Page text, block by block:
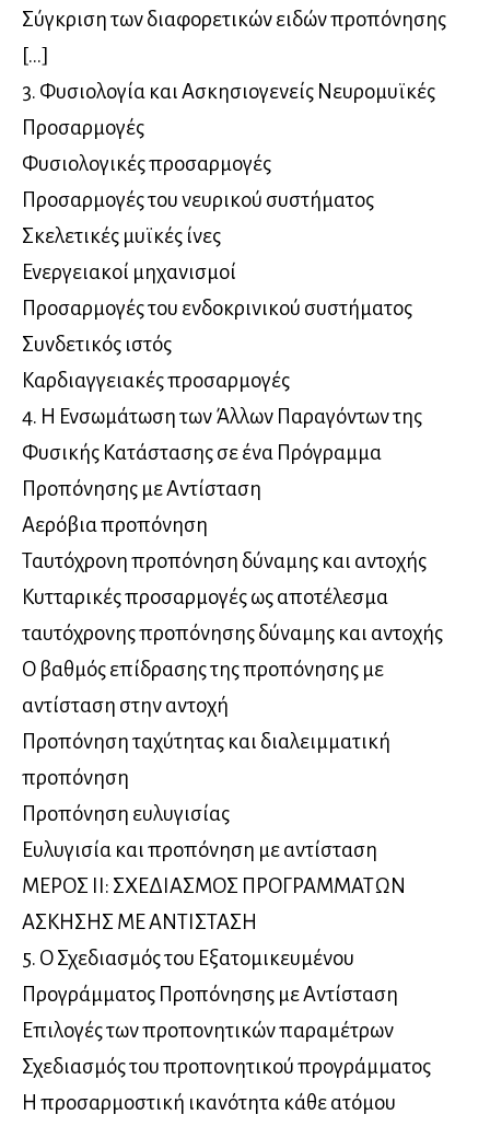
Σύγκριση των διαφορετικών ειδών προπόνησης
[…]
3. Φυσιολογία και Ασκησιογενείς Νευρομυϊκές
Προσαρμογές
Φυσιολογικές προσαρμογές
Προσαρμογές του νευρικού συστήματος
Σκελετικές μυϊκές ίνες
Ενεργειακοί μηχανισμοί
Προσαρμογές του ενδοκρινικού συστήματος
Συνδετικός ιστός
Καρδιαγγειακές προσαρμογές
4. Η Ενσωμάτωση των Άλλων Παραγόντων της
Φυσικής Κατάστασης σε ένα Πρόγραμμα
Προπόνησης με Αντίσταση
Αερόβια προπόνηση
Ταυτόχρονη προπόνηση δύναμης και αντοχής
Κυτταρικές προσαρμογές ως αποτέλεσμα
ταυτόχρονης προπόνησης δύναμης και αντοχής
Ο βαθμός επίδρασης της προπόνησης με
αντίσταση στην αντοχή
Προπόνηση ταχύτητας και διαλειμματική
προπόνηση
Προπόνηση ευλυγισίας
Ευλυγισία και προπόνηση με αντίσταση
ΜΕΡΟΣ ΙΙ: ΣΧΕΔΙΑΣΜΟΣ ΠΡΟΓΡΑΜΜΑΤΩΝ
ΑΣΚΗΣΗΣ ΜΕ ΑΝΤΙΣΤΑΣΗ
5. Ο Σχεδιασμός του Εξατομικευμένου
Προγράμματος Προπόνησης με Αντίσταση
Επιλογές των προπονητικών παραμέτρων
Σχεδιασμός του προπονητικού προγράμματος
Η προσαρμοστική ικανότητα κάθε ατόμου